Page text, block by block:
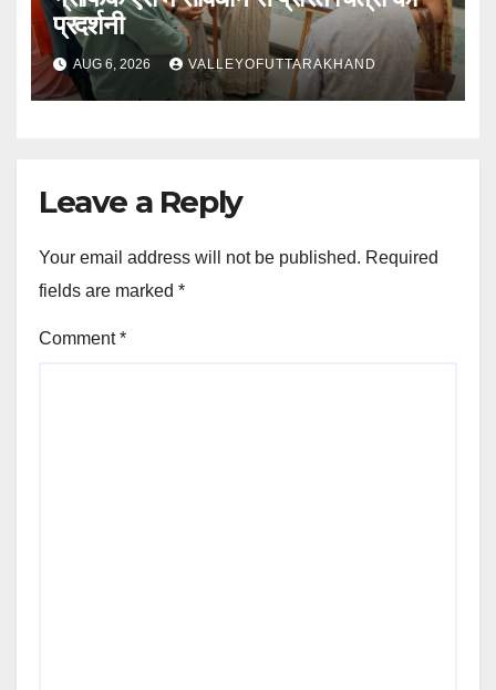
प्रदर्शनी
AUG 6, 2026 VALLEYOFUTTARAKHAND
Leave a Reply
Your email address will not be published. Required
fields are marked *
Comment*